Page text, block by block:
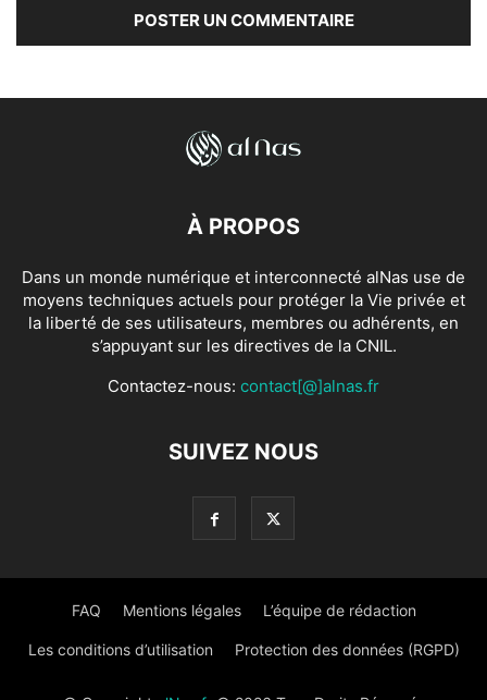
À PROPOS
Dans un monde numérique et interconnecté alNas use de
moyens techniques actuels pour protéger la Vie privée et
la liberté de ses utilisateurs, membres ou adhérents, en
s’appuyant sur les directives de la CNIL.
Contactez-nous: contact[@]alnas.fr
SUIVEZ NOUS
FAQ Mentions légales L’équipe de rédaction
Les conditions d’utilisation Protection des données (RGPD)